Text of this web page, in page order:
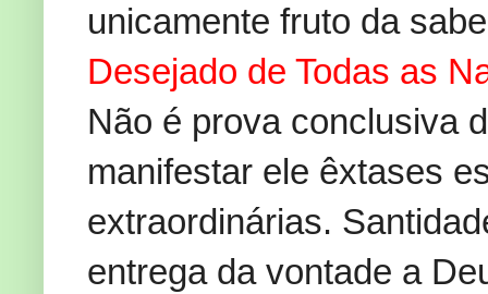
unicamente fruto da
Desejado de Todas as
Não é prova conclusiva
manifestar ele êxtases
extraordinárias.
entrega da vontade a